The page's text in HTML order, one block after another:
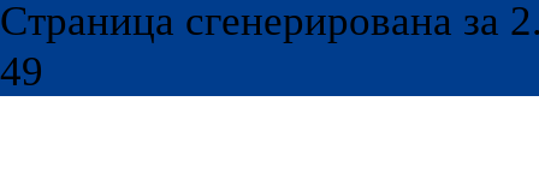
Страница сгенерирована за
49